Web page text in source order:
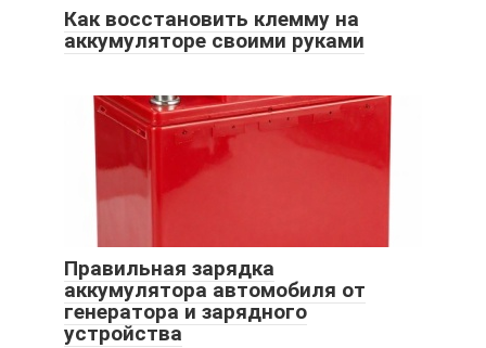
Как восстановить клемму на
аккумуляторе своими руками
Правильная зарядка
аккумулятора автомобиля от
генератора и зарядного
устройства